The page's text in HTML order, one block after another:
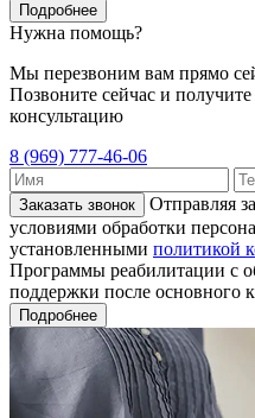
Подробнее
Нужна помощь?
Мы перезвоним вам прямо
Позвоните сейчас и
консультацию
8 (969) 777-46-06
Заказать звонок
Отправляя
условиями обработки
установленными политикой
Программы реабилитации с
поддержки после основного
Подробнее